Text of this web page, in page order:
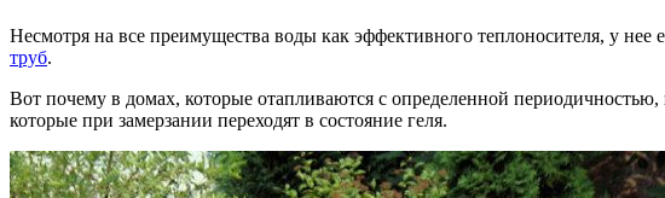
Несмотря на все преимущества воды как эффективного теплоносителя, у нее
труб.
Вот почему в домах, которые отапливаются с определенной
которые при замерзании переходят в состояние геля.